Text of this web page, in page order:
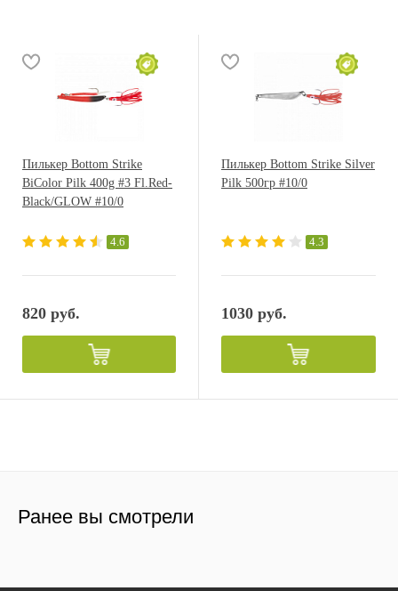
Пилькер Bottom Strike
BiColor Pilk 400g #3 Fl.Red-
Black/GLOW #10/0
4.6
820 руб.
Пилькер Bottom Strike Silver
Pilk 500гр #10/0
4.3
1030 руб.
Ранее вы смотрели